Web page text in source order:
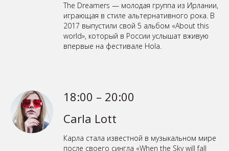
The Dreamers — молодая группа из Ирлании,
играющая в стиле альтернативного рока. В
2017 выпустили свой 5 альбом «About this
world», который в России услышат вживую
впервые на фестивале Hola.
18:00 – 20:00
Carla Lott
Карла стала известной в музыкальном мире
после своего сингла «When the Sky will fall